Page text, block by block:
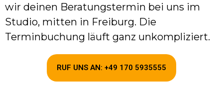
wir deinen Beratungstermin bei uns im
Studio, mitten in Freiburg. Die
Terminbuchung läuft ganz unkompliziert.
RUF UNS AN: +49 170 5935555